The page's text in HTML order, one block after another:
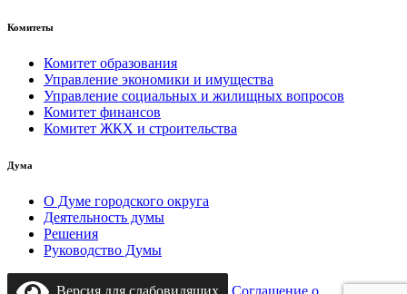
Комитеты
Комитет образования
Управление экономики и имущества
Управление социальных и жилищных вопросов
Комитет финансов
Комитет ЖКХ и строительства
Дума
О Думе городского округа
Деятельность думы
Решения
Руководство Думы
Версия для слабовидящих Соглашение о